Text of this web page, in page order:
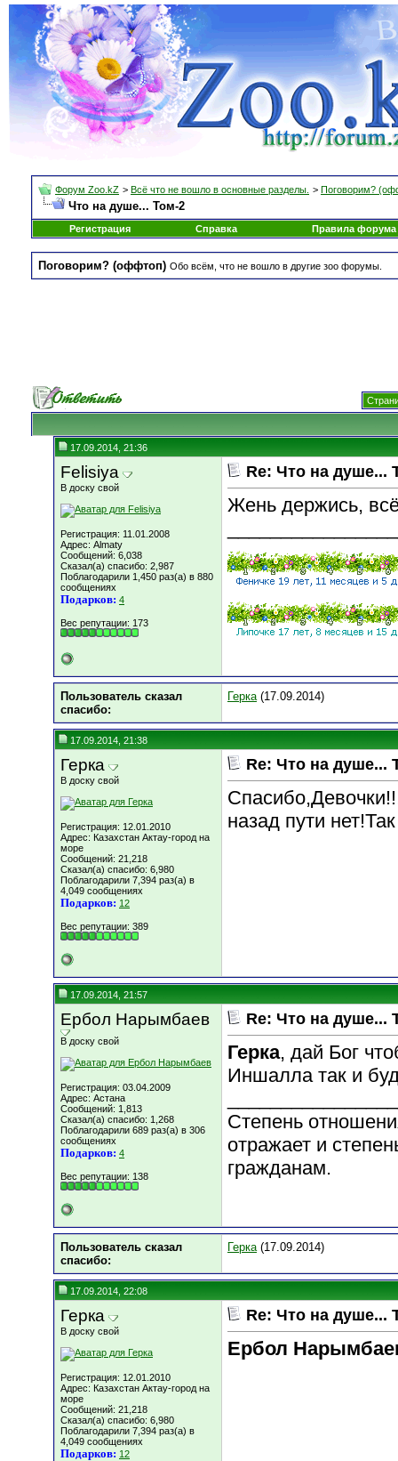
Форум Zoo.kZ > Всё что не вошло в основные разделы. > Поговорим?
Что на душе... Том-2
Регистрация Справка Правила форума
Поговорим? (оффтоп) Обо всём, что не вошло в другие зоо форумы.
17.09.2014, 21:36
Felisiya
В доску свой
Регистрация: 11.01.2008
Адрес: Almaty
Сообщений: 6,038
Сказал(а) спасибо: 2,987
Поблагодарили 1,450 раз(а) в 880
сообщениях
Подарков: 4
Вес репутации: 173
Re: Что на душе...
Жень держись,
Пользователь сказал
cпасибо:
Герка(17.09.2014)
17.09.2014, 21:38
Герка
В доску свой
Регистрация: 12.01.2010
Адрес: Казахстан Актау-город на
море
Сообщений: 21,218
Сказал(а) спасибо: 6,980
Поблагодарили 7,394 раз(а) в
4,049 сообщениях
Подарков: 12
Вес репутации: 389
Re: Что на душе...
назад пути
17.09.2014, 21:57
Ербол Нарымбаев
В доску свой
Регистрация: 03.04.2009
Адрес: Астана
Сообщений: 1,813
Сказал(а) спасибо: 1,268
Поблагодарили 689 раз(а) в 306
сообщениях
Подарков: 4
Вес репутации: 138
Re: Что на душе...
Герка, дай Бог
Иншалла так и
Степень
отражает и
гражданам.
Пользователь сказал
cпасибо:
Герка(17.09.2014)
17.09.2014, 22:08
Герка
В доску свой
Регистрация: 12.01.2010
Адрес: Казахстан Актау-город на
море
Сообщений: 21,218
Сказал(а) спасибо: 6,980
Поблагодарили 7,394 раз(а) в
4,049 сообщениях
Подарков: 12
Re: Что на душе...
Ербол